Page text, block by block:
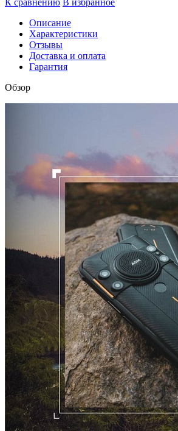
Описание
Характеристики
Отзывы
Доставка и оплата
Гарантия
Обзор